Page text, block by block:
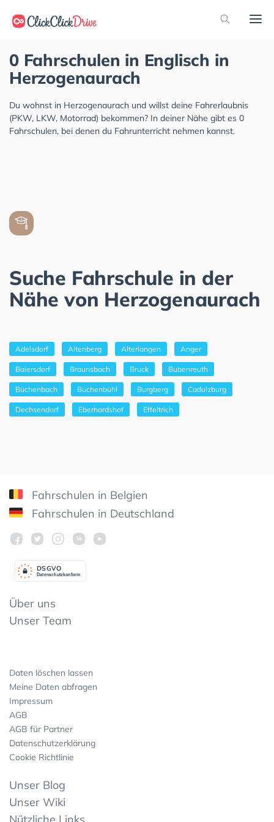
0 Fahrschulen in Englisch in
Herzogenaurach
Du wohnst in Herzogenaurach und willst deine Fahrerlaubnis
(PKW, LKW, Motorrad) bekommen? In deiner Nähe gibt es 0
Fahrschulen, bei denen du Fahrunterricht nehmen kannst.
Suche Fahrschule in der
Nähe von Herzogenaurach
Adelsdorf Altenberg Alterlangen Anger
Baiersdorf Braunsbach Bruck Bubenreuth
Büchenbach Buchenbühl Burgberg Cadolzburg
Dechsendorf Eberhardshof Effeltrich
Fahrschulen in Belgien
Fahrschulen in Deutschland
Datenschutzkonform
DSGVO
Über uns
Unser Team
Daten löschen lassen
Meine Daten abfragen
Impressum
AGB
AGB für Partner
Datenschutzerklärung
Cookie Richtlinie
Unser Blog
Unser Wiki